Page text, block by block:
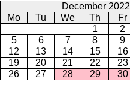
December 2022
Mo
Tu We Th Fr
1
2
5
6 7 8 9
12
13 14 15 16
19
20 21 22 23
26
27 28 29 30